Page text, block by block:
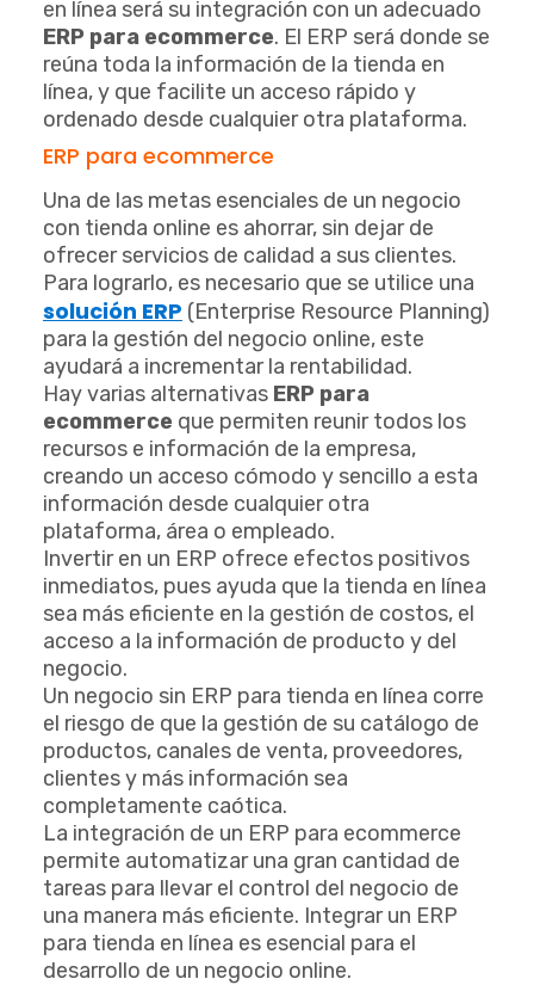
en línea será su integración con un adecuado
ERP para ecommerce. El ERP será donde se
reúna toda la información de la tienda en
línea, y que facilite un acceso rápido y
ordenado desde cualquier otra plataforma.
ERP para ecommerce
Una de las metas esenciales de un negocio
con tienda online es ahorrar, sin dejar de
ofrecer servicios de calidad a sus clientes.
Para lograrlo, es necesario que se utilice una
solución ERP (Enterprise Resource Planning)
para la gestión del negocio online, este
ayudará a incrementar la rentabilidad.
Hay varias alternativas ERP para
ecommerce que permiten reunir todos los
recursos e información de la empresa,
creando un acceso cómodo y sencillo a esta
información desde cualquier otra
plataforma, área o empleado.
Invertir en un ERP ofrece efectos positivos
inmediatos, pues ayuda que la tienda en línea
sea más eficiente en la gestión de costos, el
acceso a la información de producto y del
negocio.
Un negocio sin ERP para tienda en línea corre
el riesgo de que la gestión de su catálogo de
productos, canales de venta, proveedores,
clientes y más información sea
completamente caótica.
La integración de un ERP para ecommerce
permite automatizar una gran cantidad de
tareas para llevar el control del negocio de
una manera más eficiente. Integrar un ERP
para tienda en línea es esencial para el
desarrollo de un negocio online.